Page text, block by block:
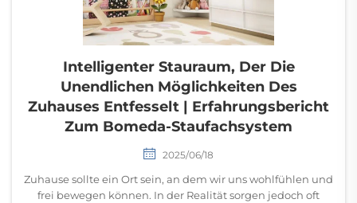
Intelligenter Stauraum, Der Die
Unendlichen Möglichkeiten Des
Zuhauses Entfesselt | Erfahrungsbericht
Zum Bomeda-Staufachsystem
2025/06/18
Zuhause sollte ein Ort sein, an dem wir uns wohlfühlen und
frei bewegen können. In der Realität sorgen jedoch oft